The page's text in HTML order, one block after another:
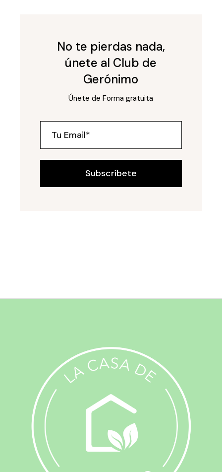
No te pierdas nada,
únete al Club de
Gerónimo
Únete de Forma gratuita
Subscríbete